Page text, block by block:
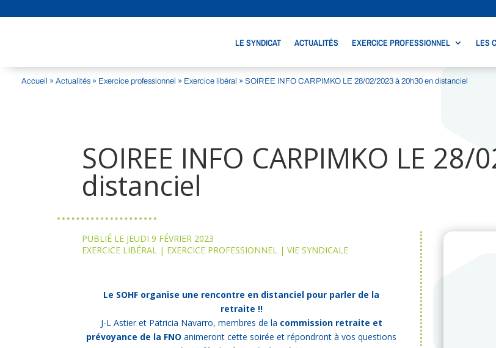
LE SYNDICAT ACTUALITÉS EXERCICE PROFESSIONNEL LES
Accueil » Actualités» Exercice professionnel » Exercice libéral » SOIREE INFO CARPIMKO LE 28/02/2023 à 20h30 en distanciel
SOIREE INFO CARPIMKO LE
distanciel
PUBLIÉ LE JEUDI 9 FÉVRIER 2023
EXERCICE LIBÉRAL
| EXERCICE PROFESSIONNEL |VIE SYNDICALE
Le SOHF organise une rencontre en distanciel pour parler de la
retraite !!
J-L Astier et Patricia Navarro, membres de la commission retraite et
prévoyance de la FNO animeront cette soirée et répondront à vos questions